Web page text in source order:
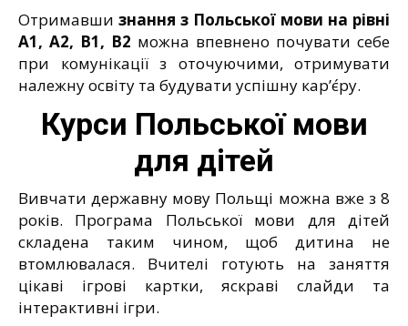
Отримавши знання з Польської мови на рівні
А1, А2, В1, В2 можна впевнено почувати себе
при комунікації з оточуючими, отримувати
належну освіту та будувати успішну кар’є́ру.
Курси Польської мови
для дітей
Вивчати державну мову Польщі можна вже з 8
років. Програма Польської мови для дітей
складена таким чином, щоб дитина не
втомлювалася. Вчителі готують на заняття
цікаві ігрові картки, яскраві слайди та
інтерактивні ігри.